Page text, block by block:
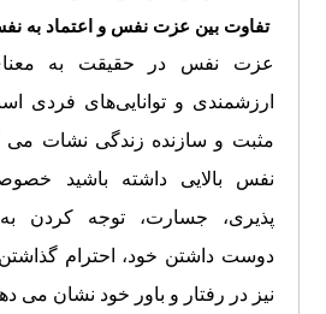
تفاوت بین عزت نفس و اعتماد به
عزت نفس در حقیقت به
ارزشمندی و توانایی‌های فردی
مثبت و سازنده زندگی نشات می
نفس بالایی داشته باشید
پذیری، جسارت، توجه کردن به
دوست داشتن خود، احترام گذاشتن
نیز در رفتار و باور خود نشان می